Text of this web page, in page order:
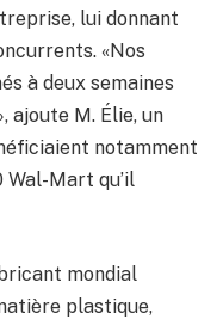
lui donnant
«Nos
à deux semaines
ajoute M. Élie, un
notamment
Mart qu’il
mondial
plastique,